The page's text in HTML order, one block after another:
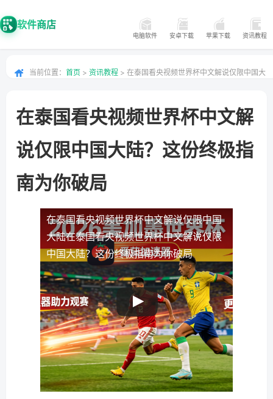
软件商店
电脑软件 安卓下载 苹果下载 资讯教程
当前位置： 首页 > 资讯教程 > 在泰国看央视频世界杯中文解说仅限中国大
在泰国看央视频世界杯中文解
说仅限中国大陆？这份终极指
南为你破局
在泰国看央视频世界杯中文解说仅限中国
大陆在泰国看央视频世界杯中文解说仅限
中国大陆？这份终极指南为你破局